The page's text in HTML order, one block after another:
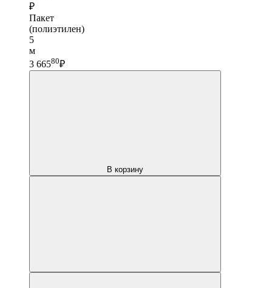
₽
Пакет
(полиэтилен)
5
м
3 66580₽
В корзину